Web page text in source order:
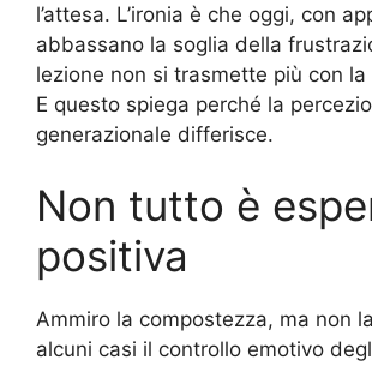
l’attesa. L’ironia è che oggi, con
abbassano la soglia della
lezione non si trasmette più con
E questo spiega perché la
generazionale differisce.
Non tutto è
positiva
Ammiro la compostezza, ma non
alcuni casi il controllo emotivo